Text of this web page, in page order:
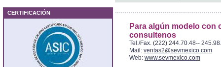
CERTIFICACIÓN
Para algún modelo con
consultenos
Tel./Fax. (222) 244.70.48--
Mail: ventas2@sevmexico.com
Web: www.sevmexico.com